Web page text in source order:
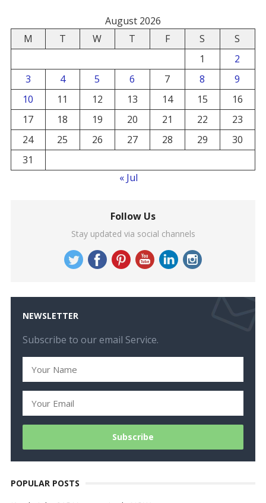
August 2026
M
T W T F S
S
1
2
3
4 5 6 7 8
9
10
11 12 13 14 15
16
17
18 19 20 21 22
23
24
25 26 27 28 29
30
31
« Jul
Follow Us
Stay updated via social channels
NEWSLETTER
Subscribe to our email Service.
POPULAR POSTS